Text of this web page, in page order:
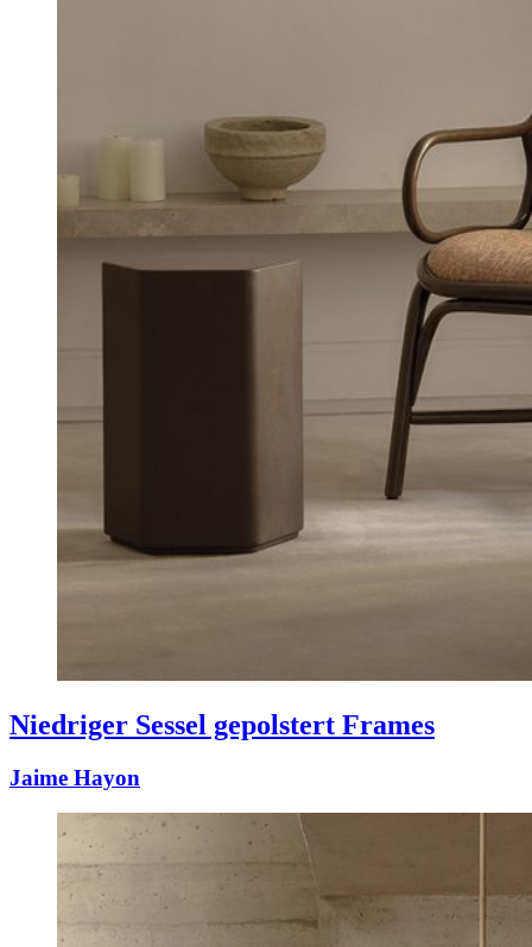
Niedriger Sessel gepolstert Frames
Jaime Hayon